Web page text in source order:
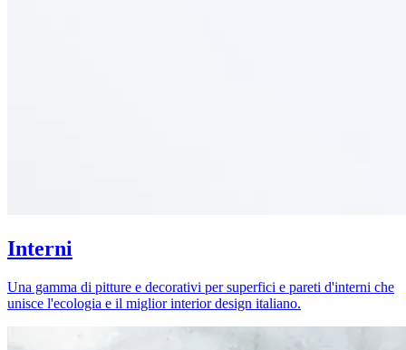
Interni
Una gamma di pitture e decorativi per superfici e pareti d'interni che
unisce l'ecologia e il miglior interior design italiano.